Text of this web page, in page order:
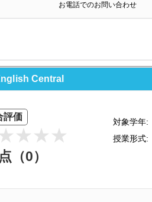
お電話でのお問い合わせ
Central
評価
（0）
対象学年:
授業形式: